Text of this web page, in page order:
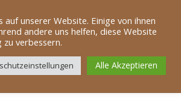
Alb
Menü
auf unserer Website. Einige von ihnen
andere uns helfen, diese Website
verbessern.
Alle Akzeptieren